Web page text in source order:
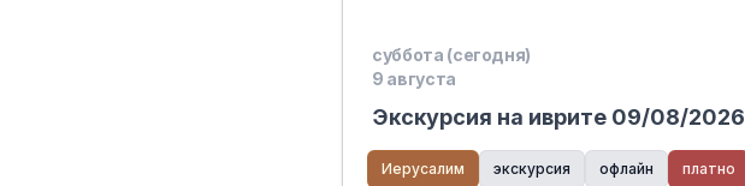
суббота (сегодня)
9 августа
Экскурсия на иврите 09/08/2026
Иерусалим экскурсия офлайн платно